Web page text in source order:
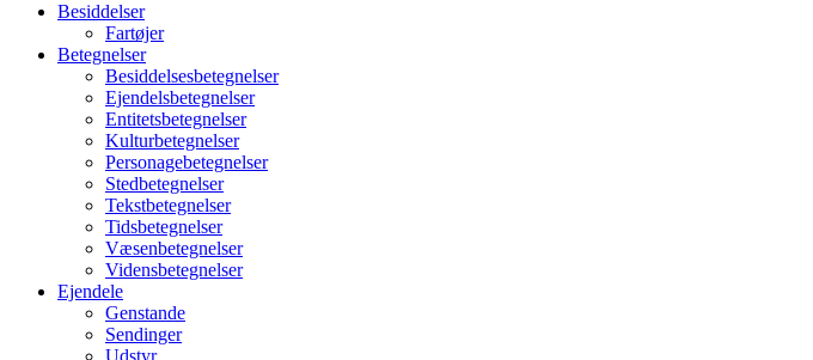
Besiddelser
Fartøjer
Betegnelser
Besiddelsesbetegnelser
Ejendelsbetegnelser
Entitetsbetegnelser
Kulturbetegnelser
Personagebetegnelser
Stedbetegnelser
Tekstbetegnelser
Tidsbetegnelser
Væsenbetegnelser
Vidensbetegnelser
Ejendele
Genstande
Sendinger
Udstyr